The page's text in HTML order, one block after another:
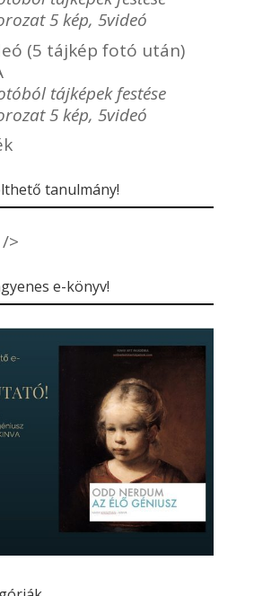
5 kép, 5videó
(5 tájkép fotó után)
tájképek festése
5 kép, 5videó
tanulmány!
/>
e-könyv!